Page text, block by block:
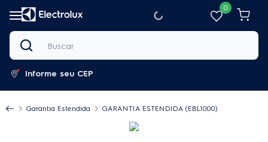
0
Buscar
Informe seu CEP
Garantia Estendida GARANTIA ESTENDIDA (EBL1000)